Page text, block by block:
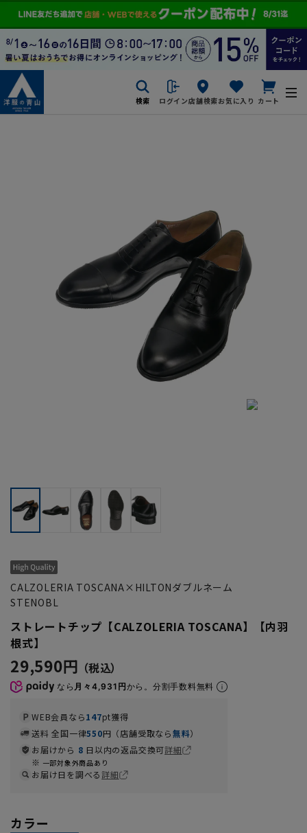
検索 ログイン店舗検索お気に入り カート
CALZOLERIA TOSCANA×HILTONダブルネーム
STENOBL
ストレートチップ【CALZOLERIA TOSCANA】【内羽
根式】
29,590円
なら 月々4,931円から。分割手数料無料
WEB会員なら147pt獲得
送料 全国一律550円（店舗受取なら無料）
お届けから 8 日以内の返品交換可詳細
一部対象外商品あり
お届け日を調べる詳細
カラー